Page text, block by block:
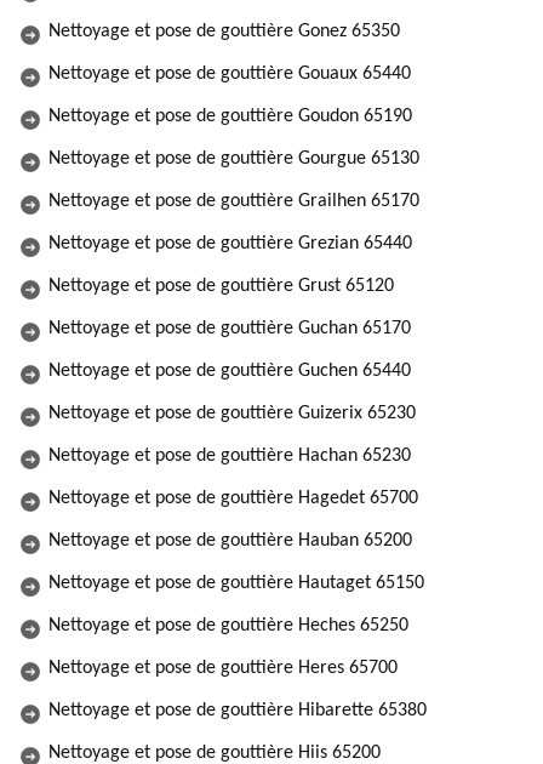
Nettoyage et pose de gouttière Gonez 65350
Nettoyage et pose de gouttière Gouaux 65440
Nettoyage et pose de gouttière Goudon 65190
Nettoyage et pose de gouttière Gourgue 65130
Nettoyage et pose de gouttière Grailhen 65170
Nettoyage et pose de gouttière Grezian 65440
Nettoyage et pose de gouttière Grust 65120
Nettoyage et pose de gouttière Guchan 65170
Nettoyage et pose de gouttière Guchen 65440
Nettoyage et pose de gouttière Guizerix 65230
Nettoyage et pose de gouttière Hachan 65230
Nettoyage et pose de gouttière Hagedet 65700
Nettoyage et pose de gouttière Hauban 65200
Nettoyage et pose de gouttière Hautaget 65150
Nettoyage et pose de gouttière Heches 65250
Nettoyage et pose de gouttière Heres 65700
Nettoyage et pose de gouttière Hibarette 65380
Nettoyage et pose de gouttière Hiis 65200